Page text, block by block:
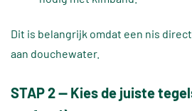
Dit is belangrijk omdat een nis
aan douchewater.
STAP 2 — Kies de juiste